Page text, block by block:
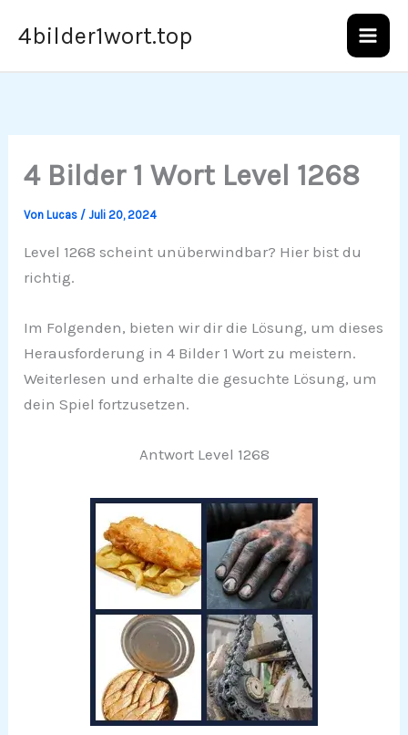
Inhalt
4bilder1wort.top
4 Bilder 1 Wort Level 1268
VonLucas /Juli 20, 2024
Level 1268 scheint unüberwindbar? Hier bist du
richtig.
Im Folgenden, bieten wir dir die Lösung, um dieses
Herausforderung in 4 Bilder 1 Wort zu meistern.
Weiterlesen und erhalte die gesuchte Lösung, um
dein Spiel fortzusetzen.
Antwort Level 1268